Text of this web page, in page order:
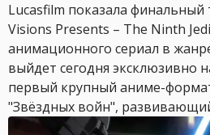
Lucasfilm показала финальный
Visions Presents – The Ninth
анимационного сериал в
выйдет сегодня эксклюзивно
первый крупный аниме-
"Звёздных войн",